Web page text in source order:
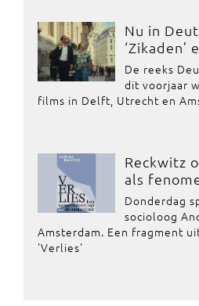
Nu in
‘Zikaden’
De reeks
dit voorjaar
films in Delft, Utrecht en
Reckwitz
als
Donderdag
socioloog
Amsterdam. Een fragment
'Verlies'